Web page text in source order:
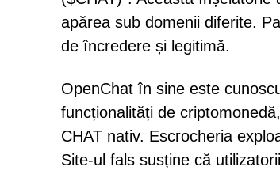
apărea sub domenii diferite.
de încredere și legitimă.
OpenChat în sine este
funcționalități de
CHAT nativ. Escrocheria
Site-ul fals susține că